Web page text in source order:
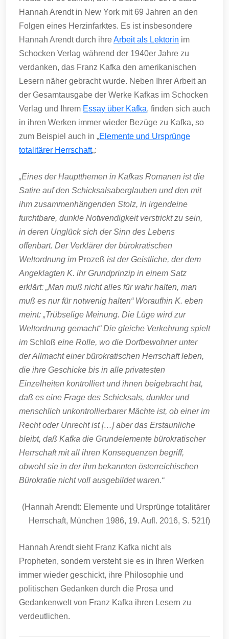
Hannah Arendt in New York mit 69 Jahren an den
Folgen eines Herzinfarktes. Es ist insbesondere
Hannah Arendt durch ihreArbeit als Lektorin im
Schocken Verlag während der 1940er Jahre zu
verdanken, das Franz Kafka den amerikanischen
Lesern näher gebracht wurde. Neben Ihrer Arbeit an
der Gesamtausgabe der Werke Kafkas im Schocken
Verlag und Ihrem Essay über Kafka, finden sich auch
in ihren Werken immer wieder Bezüge zu Kafka, so
zum Beispiel auch in „Elemente und Ursprünge
totalitärer Herrschaft„:
„Eines der Hauptthemen in Kafkas Romanen ist die
Satire auf den Schicksalsaberglauben und den mit
ihm zusammenhängenden Stolz, in irgendeine
furchtbare, dunkle Notwendigkeit verstrickt zu sein,
in deren Unglück sich der Sinn des Lebens
offenbart. Der Verklärer der bürokratischen
Weltordnung im Prozeß ist der Geistliche, der dem
Angeklagten K. ihr Grundprinzip in einem Satz
erklärt: „Man muß nicht alles für wahr halten, man
muß es nur für notwenig halten“ Woraufhin K. eben
meint: „Trübselige Meinung. Die Lüge wird zur
Weltordnung gemacht“ Die gleiche Verkehrung spielt
im Schloß eine Rolle, wo die Dorfbewohner unter
der Allmacht einer bürokratischen Herrschaft leben,
die ihre Geschicke bis in alle privatesten
Einzelheiten kontrolliert und ihnen beigebracht hat,
daß es eine Frage des Schicksals, dunkler und
menschlich unkontrollierbarer Mächte ist, ob einer im
Recht oder Unrecht ist […] aber das Erstaunliche
bleibt, daß Kafka die Grundelemente bürokratischer
Herrschaft mit all ihren Konsequenzen begriff,
obwohl sie in der ihm bekannten österreichischen
Bürokratie nicht voll ausgebildet waren.“
(Hannah Arendt: Elemente und Ursprünge totalitärer
Herrschaft, München 1986, 19. Aufl. 2016, S. 521f)
Hannah Arendt sieht Franz Kafka nicht als
Propheten, sondern versteht sie es in Ihren Werken
immer wieder geschickt, ihre Philosophie und
politischen Gedanken durch die Prosa und
Gedankenwelt von Franz Kafka ihren Lesern zu
verdeutlichen.